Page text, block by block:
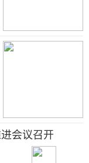
会议召开